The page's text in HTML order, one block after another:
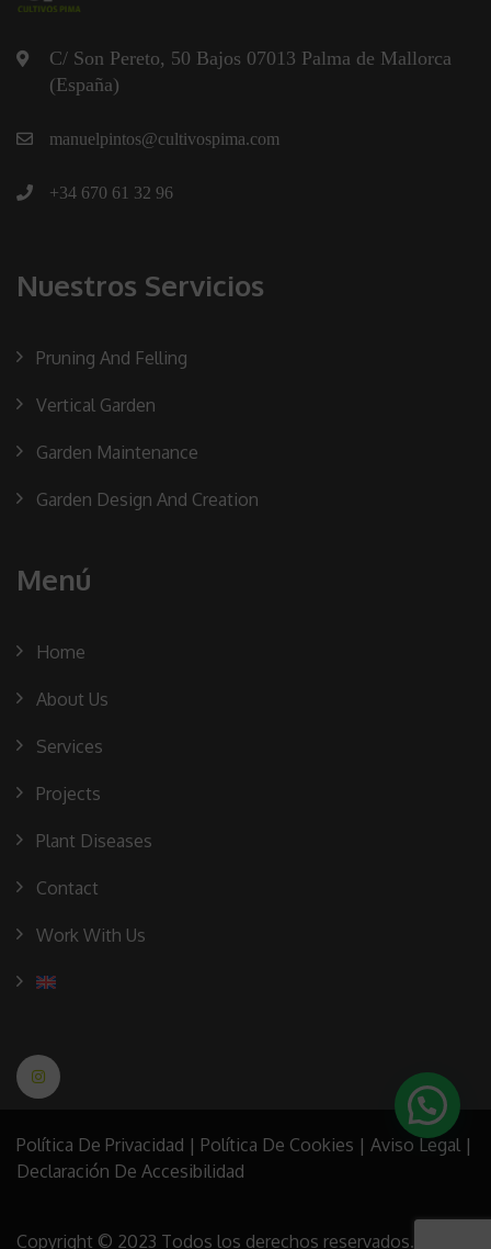
C/ Son Pereto, 50 Bajos 07013 Palma de Mallorca
(España)
manuelpintos@cultivospima.com
+34 670 61 32 96
Nuestros Servicios
Pruning And Felling
Vertical Garden
Garden Maintenance
Garden Design And Creation
Menú
Home
About Us
Services
Projects
Plant Diseases
Contact
Work With Us
Política De Privacidad | Política De Cookies | Aviso Legal |
Declaración De Accesibilidad
Copyright © 2023 Todos los derechos reservados.